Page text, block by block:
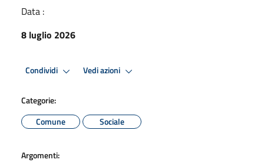
Data :
8 luglio 2026
Condividi Vedi azioni
Categorie:
Comune
Sociale
Argomenti: